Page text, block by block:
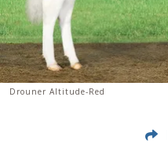
Drouner Altitude-Red